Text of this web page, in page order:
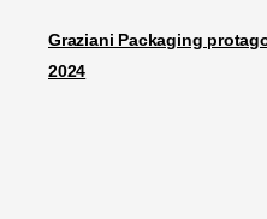
Graziani Packaging
2024